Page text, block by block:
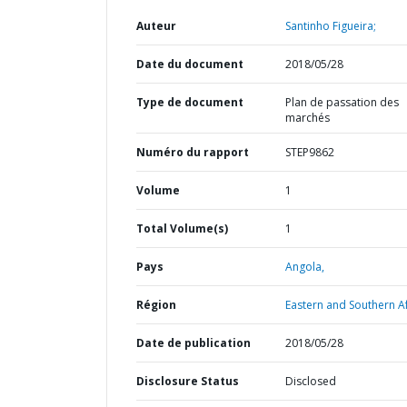
Auteur Santinho Figueira;
Date du document 2018/05/28
Type de document
Plan de passation des
marchés
Numéro du rapport STEP9862
Volume 1
Total Volume(s) 1
Pays Angola,
Région Eastern and Southern
Date de publication 2018/05/28
Disclosure Status Disclosed